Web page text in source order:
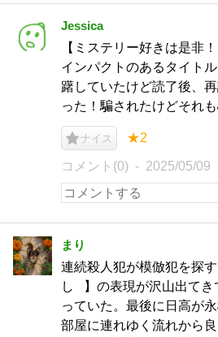
Jessica
【ミステリー好きは是非
インパクトのあるタイト
躇していたけど読了後、
った！騙されたけどそれ
ナイス ★2
コメント(0) 2025/05/09
まり
連続殺人犯が模倣犯を探
し⠀】の表現が沢山出て
っていた。最後に日高が
部屋に連れゆく流れから